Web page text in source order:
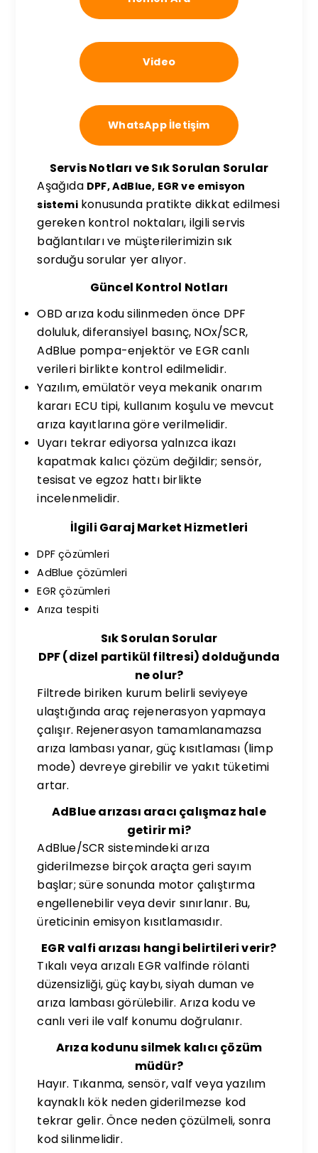
Video
WhatsApp İletişim
Servis Notları ve Sık Sorulan Sorular
Aşağıda DPF, AdBlue, EGR ve emisyon
sistemikonusunda pratikte dikkat edilmesi
gereken kontrol noktaları, ilgili servis
bağlantıları ve müşterilerimizin sık
sorduğu sorular yer alıyor.
Güncel Kontrol Notları
OBD arıza kodu silinmeden önce DPF
doluluk, diferansiyel basınç, NOx/SCR,
AdBlue pompa-enjektör ve EGR canlı
verileri birlikte kontrol edilmelidir.
Yazılım, emülatör veya mekanik onarım
kararı ECU tipi, kullanım koşulu ve mevcut
arıza kayıtlarına göre verilmelidir.
Uyarı tekrar ediyorsa yalnızca ikazı
kapatmak kalıcı çözüm değildir; sensör,
tesisat ve egzoz hattı birlikte
incelenmelidir.
İlgili Garaj Market Hizmetleri
DPF çözümleri
AdBlue çözümleri
EGR çözümleri
Arıza tespiti
Sık Sorulan Sorular
DPF (dizel partikül filtresi) dolduğunda
ne olur?
Filtrede biriken kurum belirli seviyeye
ulaştığında araç rejenerasyon yapmaya
çalışır. Rejenerasyon tamamlanamazsa
arıza lambası yanar, güç kısıtlaması (limp
mode) devreye girebilir ve yakıt tüketimi
artar.
AdBlue arızası aracı çalışmaz hale
getirir mi?
AdBlue/SCR sistemindeki arıza
giderilmezse birçok araçta geri sayım
başlar; süre sonunda motor çalıştırma
engellenebilir veya devir sınırlanır. Bu,
üreticinin emisyon kısıtlamasıdır.
EGR valfi arızası hangi belirtileri verir?
Tıkalı veya arızalı EGR valfinde rölanti
düzensizliği, güç kaybı, siyah duman ve
arıza lambası görülebilir. Arıza kodu ve
canlı veri ile valf konumu doğrulanır.
Arıza kodunu silmek kalıcı çözüm
müdür?
Hayır. Tıkanma, sensör, valf veya yazılım
kaynaklı kök neden giderilmezse kod
tekrar gelir. Önce neden çözülmeli, sonra
kod silinmelidir.